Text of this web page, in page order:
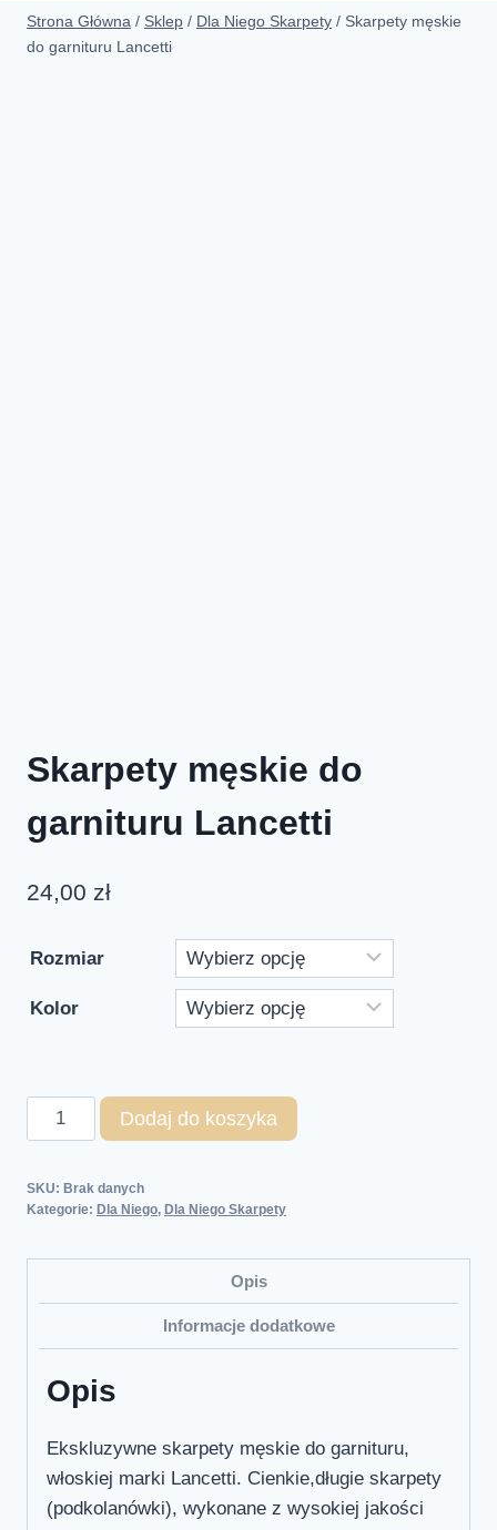
Strona Główna / Sklep / Dla Niego Skarpety / Skarpety męskie
do garnituru Lancetti
Skarpety męskie do
garnituru Lancetti
24,00 zł
Rozmiar
Kolor
Dodaj do koszyka
SKU: Brak danych
Kategorie: Dla Niego, Dla Niego Skarpety
Opis
Informacje dodatkowe
Opis
Ekskluzywne skarpety męskie do garnituru,
włoskiej marki Lancetti. Cienkie,długie skarpety
(podkolanówki), wykonane z wysokiej jakości